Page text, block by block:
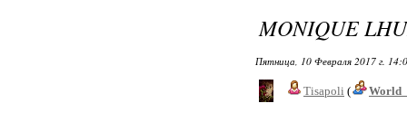
MONIQUE
Пятница, 10 Февраля 2017 г.
Tisapoli (